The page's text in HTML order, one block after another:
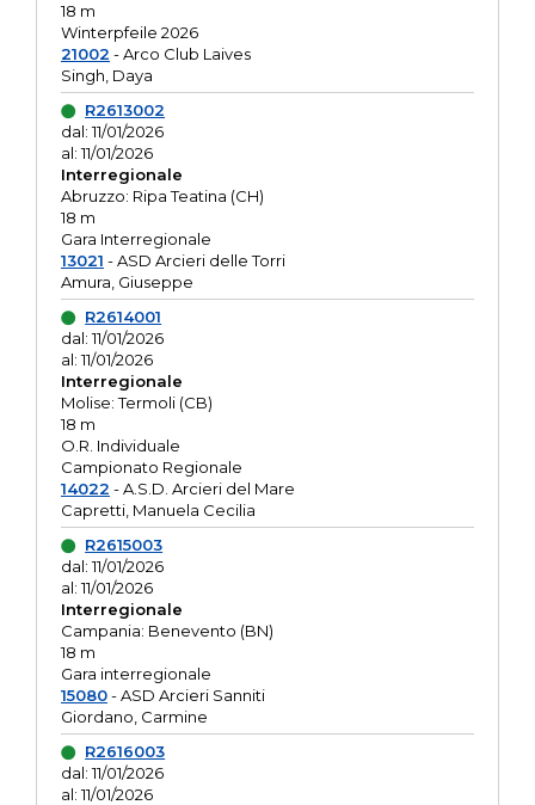
18 m
Winterpfeile 2026
21002 - Arco Club Laives
Singh, Daya
R2613002
dal: 11/01/2026
al: 11/01/2026
Interregionale
Abruzzo: Ripa Teatina (CH)
18 m
Gara Interregionale
13021 - ASD Arcieri delle Torri
Amura, Giuseppe
R2614001
dal: 11/01/2026
al: 11/01/2026
Interregionale
Molise: Termoli (CB)
18 m
O.R. Individuale
Campionato Regionale
14022 - A.S.D. Arcieri del Mare
Capretti, Manuela Cecilia
R2615003
dal: 11/01/2026
al: 11/01/2026
Interregionale
Campania: Benevento (BN)
18 m
Gara interregionale
15080- ASD Arcieri Sanniti
Giordano, Carmine
R2616003
dal: 11/01/2026
al: 11/01/2026